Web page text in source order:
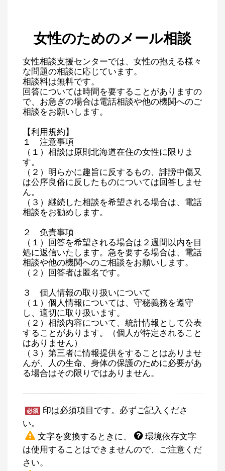
女性のためのメール相談
女性相談支援センターでは、女性の抱える様々
な問題の相談に応じています。
相談料は無料です。
回答については時間を要することがありますの
で、お急ぎの場合は電話相談や他の機関へのご
相談をお願いします。
【利用規約】
１ 注意事項
（１）相談は原則北海道在住の女性に限りま
す。
（２）明らかに趣旨に反するもの、誹謗中傷又
は公序良俗に反したものについては回答しませ
ん。
（３）継続した相談を希望される場合は、電話
相談をお勧めします。
２ 免責事項
（１）回答を希望される場合は２週間以内を目
処に返信いたします。急を要する場合は、電話
相談や他の機関へのご相談をお願いします。
（２）回答者は匿名です。
３ 個人情報の取り扱いについて
（１）個人情報については、守秘義務を遵守
し、適切に取り扱います。
（２）相談内容について、統計情報として公表
することがあります。（個人が特定されること
はありません）
（３）第三者に情報提供をすることはありませ
んが、人の生命、身体の保護のために必要があ
る場合はその限りではありません。
印は必須項目です。必ずご記入くださ
い。
文字を変換するときに、
環境依存文字
は使用することはできませんので、ご注意くだ
さい。